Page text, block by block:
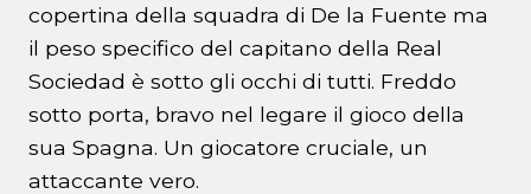
copertina della squadra di De la Fuente ma
il peso specifico del capitano della Real
Sociedad è sotto gli occhi di tutti. Freddo
sotto porta, bravo nel legare il gioco della
sua Spagna. Un giocatore cruciale, un
attaccante vero.